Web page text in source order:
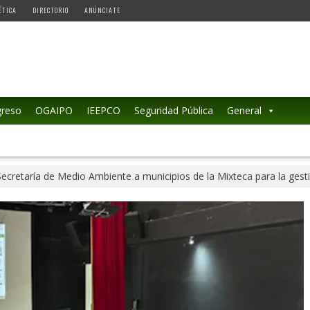
DIRECTORIO ANÚNCIATE
OGAIPO IEEPCO Seguridad Pública General
de Medio Ambiente a municipios de la Mixteca para la